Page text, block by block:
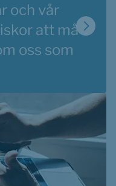
och vår
att må
oss som